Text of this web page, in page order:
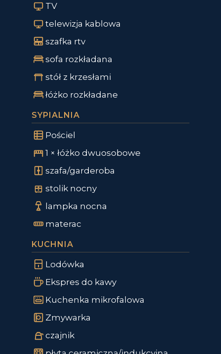
TV
telewizja kablowa
szafka rtv
sofa rozkładana
stół z krzesłami
łóżko rozkładane
SYPIALNIA
Pościel
1 × łóżko dwuosobowe
szafa/garderoba
stolik nocny
lampka nocna
materac
KUCHNIA
Lodówka
Ekspres do kawy
Kuchenka mikrofalowa
Zmywarka
czajnik